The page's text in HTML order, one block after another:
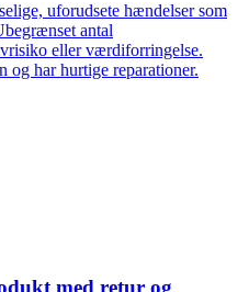
uforudsete hændelser som
antal
eller værdiforringelse.
har hurtige reparationer.
med retur og